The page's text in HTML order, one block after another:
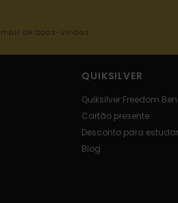
de boas-vindas
QUIKSILVER
Quiksilver Freedom
Cartão presente
Desconto para
Blog